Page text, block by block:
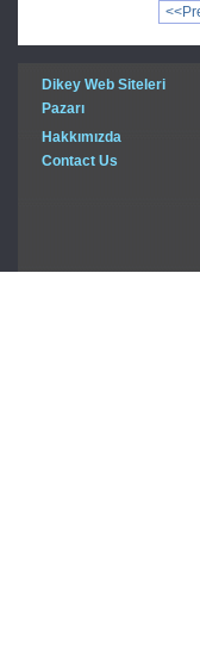
Dikey Web Siteleri
Pazarı
Hakkımızda
Contact Us